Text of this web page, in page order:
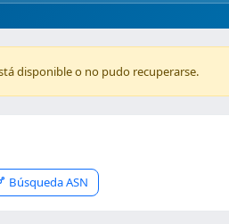
disponible o no pudo recuperarse.
Búsqueda ASN